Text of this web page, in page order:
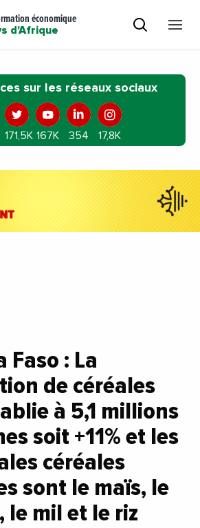
économique
d'Afrique
sur les réseaux sociaux
171,5K 167K 354 17,8K
Faso : La
de céréales
à 5,1 millions
soit +11% et les
céréales
sont le maïs, le
le mil et le riz